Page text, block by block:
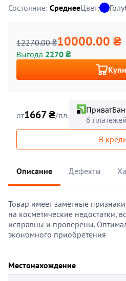
Состояние: СреднееЦвет:
12270.00 ₴10000.00 ₴
Выгода 2270 ₴
от1667 ₴/пл.
6 платежей
В
Описание Дефекты
Товар имеет заметные
на косметические недостатки,
исправны и проверены.
экономного приобретения
Местонахождение